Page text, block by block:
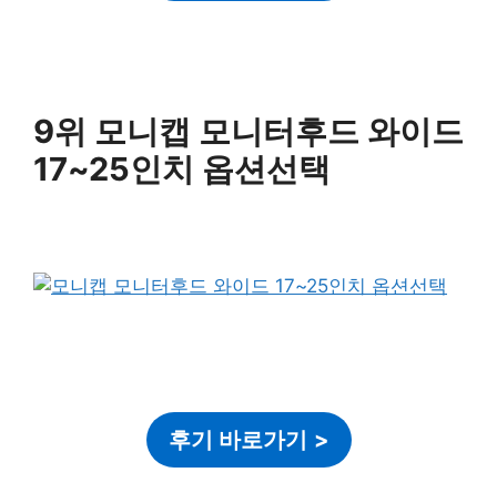
9위 모니캡 모니터후드 와이드
17~25인치 옵션선택
후기 바로가기 >